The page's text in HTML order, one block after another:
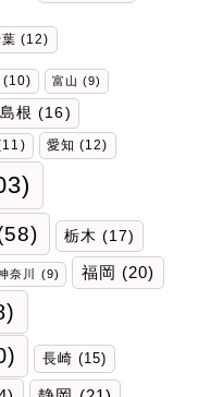
(12)
(10) 富山 (9)
島根 (16)
愛知 (12)
栃木 (17)
奈川 (9) 福岡 (20)
長崎 (15)